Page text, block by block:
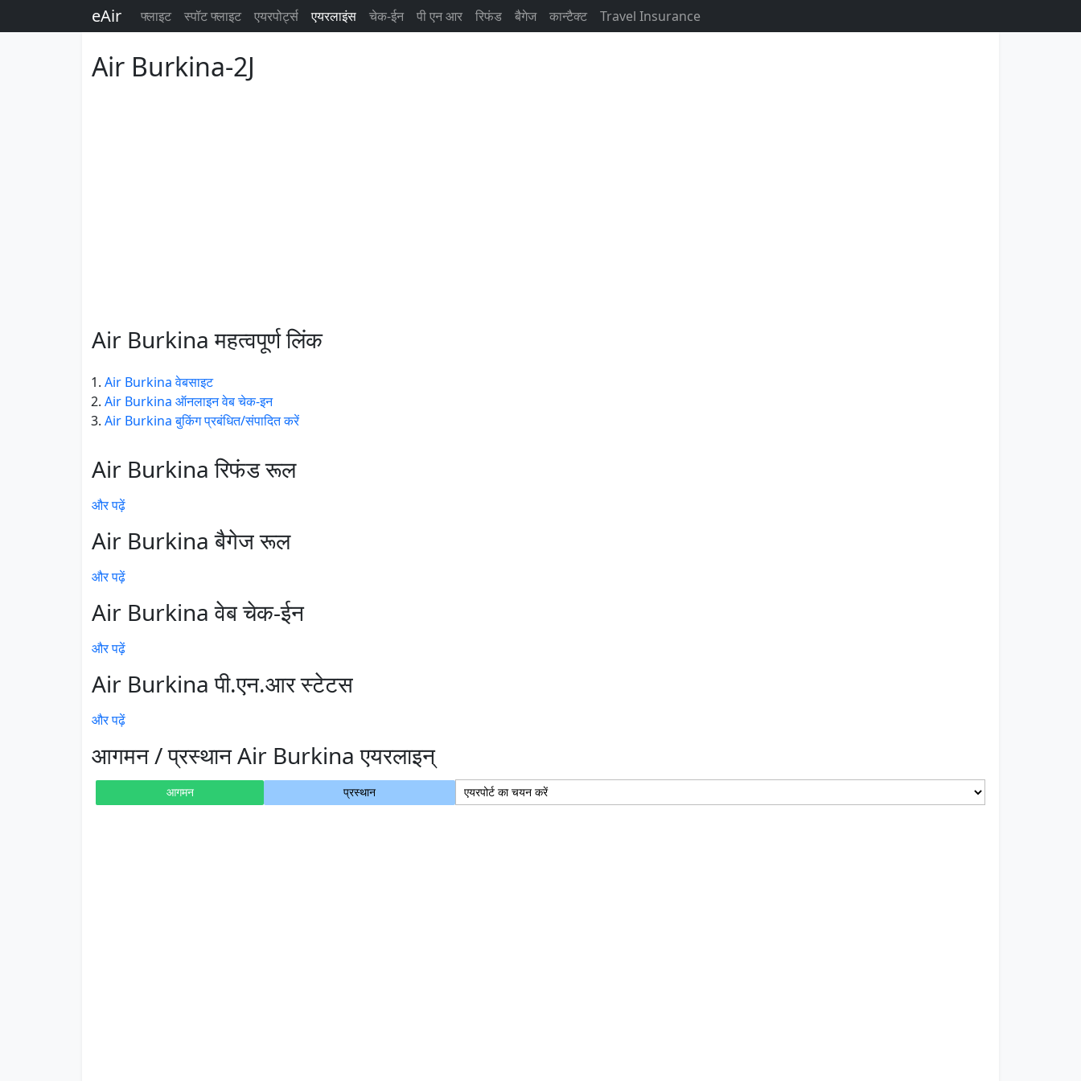
eAir फ्लाइट स्पॉट फ्लाइट एयरपोर्ट्स एयरलाइंस चेक-ईन पी एन आर रिफंड बैगेज कान्टैक्ट Travel Insurance
Air Burkina-2J
Air Burkina महत्वपूर्ण लिंक
Air Burkina वेबसाइट
Air Burkina ऑनलाइन वेब चेक-इन
Air Burkina बुकिंग प्रबंधित/संपादित करें
Air Burkina रिफंड रूल
और पढ़ें
Air Burkina बैगेज रूल
और पढ़ें
Air Burkina वेब चेक-ईन
और पढ़ें
Air Burkina पी.एन.आर स्टेटस
और पढ़ें
आगमन / प्रस्थान Air Burkina एयरलाइन्